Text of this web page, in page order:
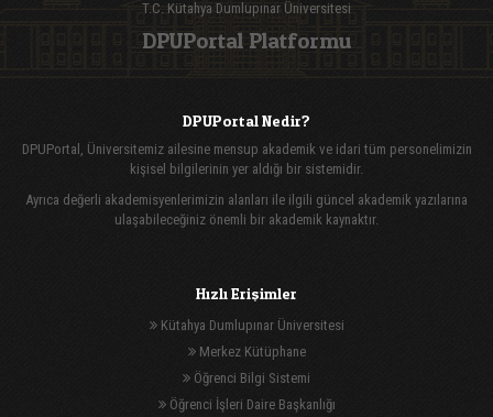
T.C. Kütahya Dumlupınar Üniversitesi
DPUPortal Platformu
DPUPortal Nedir?
DPUPortal, Üniversitemiz ailesine mensup akademik ve idari tüm personelimizin
kişisel bilgilerinin yer aldığı bir sistemidir.
Ayrıca değerli akademisyenlerimizin alanları ile ilgili güncel akademik yazılarına
ulaşabileceğiniz önemli bir akademik kaynaktır.
Hızlı Erişimler
Kütahya Dumlupınar Üniversitesi
Merkez Kütüphane
Öğrenci Bilgi Sistemi
Öğrenci İşleri Daire Başkanlığı